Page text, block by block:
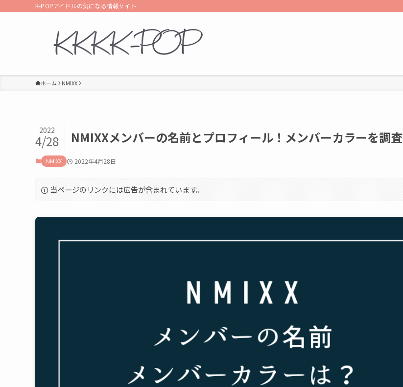
K-POPアイドルの気になる情報サイト
ホーム NMIXX
NMIXXメンバーの名前とプロフィール！メンバーカラーを調査
2022
4/28
NMIXX 2022年4月28日
当ページのリンクには広告が含まれています。